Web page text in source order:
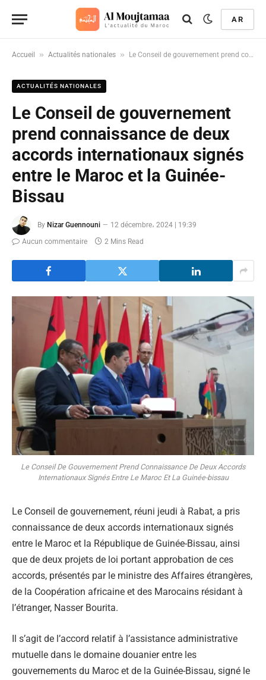
AR
Accueil » Actualités nationales » Le Conseil de gouvernement prend connaissance de deux accords internationaux signés entre le Maroc et la Guinée-Bissau
ACTUALITÉS NATIONALES
Le Conseil de gouvernement
prend connaissance de deux
accords internationaux signés
entre le Maroc et la Guinée-
Bissau
By Nizar Guennouni
12 décembre، 2024 | 19:39
Aucun commentaire
2 Mins Read
Le Conseil De Gouvernement Prend Connaissance De Deux Accords
Internationaux Signés Entre Le Maroc Et La Guinée-bissau
Le Conseil de gouvernement, réuni jeudi à Rabat, a pris
connaissance de deux accords internationaux signés
entre le Maroc et la République de Guinée-Bissau, ainsi
que de deux projets de loi portant approbation de ces
accords, présentés par le ministre des Affaires étrangères,
de la Coopération africaine et des Marocains résidant à
l’étranger, Nasser Bourita.
Il s’agit de l’accord relatif à l’assistance administrative
mutuelle dans le domaine douanier entre les
gouvernements du Maroc et de la Guinée-Bissau, signé le